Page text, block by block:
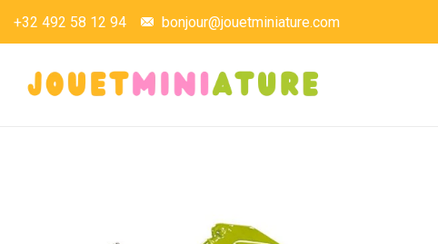
+32 492 58 12 94 bonjour@jouetminiature.com